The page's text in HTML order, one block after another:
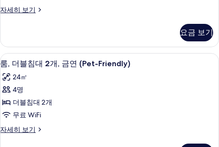
대
개,
장
애
인
지
원,
금
연
자세히 보기
룸,
즈
침
대
1
개,
장
인
지
금
요금 보기
룸,
더
블
침
대
개,
4
룸, 더블침대 2개, 금연 (Pet-Friendly)
24㎡
4명
더블침대 2개
무료 WiFi
자세히 보기
룸,